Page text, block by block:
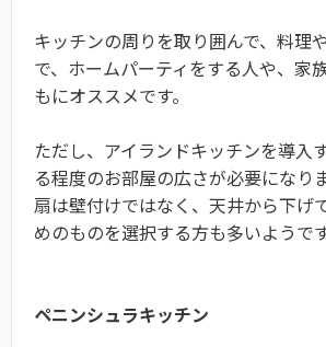
キッチンの周りを取り囲んで、料理
で、ホームパーティをする人や、家
もにオススメです。
ただし、アイランドキッチンを導入
る程度のお部屋の広さが必要になり
扇は壁付けではなく、天井から下げ
めのものを選択する方も多いようです
ペニンシュラキッチン